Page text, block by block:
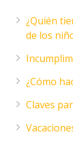
¿Quién
de los
¿Cómo
Claves